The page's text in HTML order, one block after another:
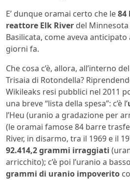
E’ dunque oramai certo che le84
reattore Elk River del
Basilicata, come aveva
giorni fa.
Che cosa c’è, allora, all’interno
Trisaia di Rotondella?
Wikileaks resi pubblici nel 2011
una breve “lista della spesa”: c’è l’
l’Heu (uranio a gradazione per
(le oramai famose 84 barre
River, in disarmo, tra il 1969 e il
92.414,2 grammi irraggiati
arricchito); c’è poi l’uranio a
grammi di uranio impoverito